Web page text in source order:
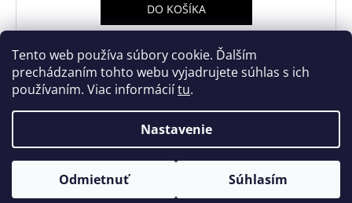
Tento web používa súbory cookie. Ďalším
prechádzaním tohto webu vyjadrujete súhlas s ich
používaním. Viac informáciítu.
Nastavenie
Odmietnuť Súhlasím
DO KOŠÍKA
O
l
á
4položiek celkom
Copyright 2026Turistické známky. Všetky práva vyhradené.
Upraviť nastavenie cookies